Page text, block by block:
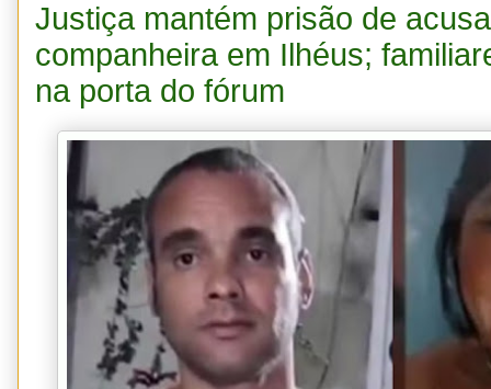
Justiça mantém prisão de
companheira em Ilhéus;
na porta do fórum